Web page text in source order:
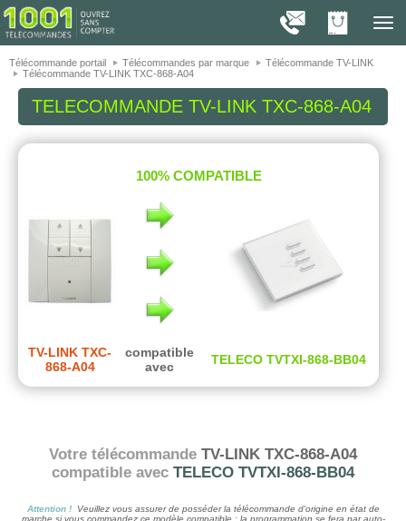
1001
Télécommande portail
Télécommandes par marque
Télécommande TV-LINK
Télécommande TV-LINK TXC-868-A04
TELECOMMANDE TV-LINK TXC-868-A04
100% COMPATIBLE
TV-LINK TXC-
868-A04
compatible
avec
TELECO TVTXI-868-BB04
Votre télécommande TV-LINK TXC-868-A04
compatible avec TELECO TVTXI-868-BB04
Attention !Veuillez vous assurer de posséder la télécommande d'origine en état de
marche si vous commandez ce modèle compatible : la programmation se fera par auto-
On vous présente nos cookies !